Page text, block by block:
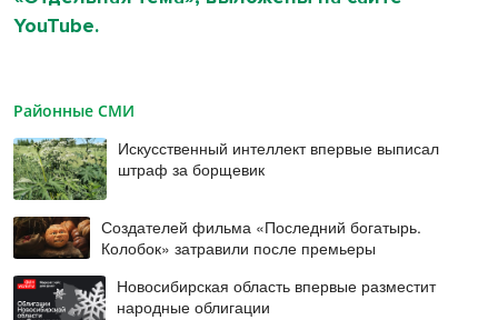
YouTube.
Районные СМИ
Искусственный интеллект впервые выписал
штраф за борщевик
Создателей фильма «Последний богатырь.
Колобок» затравили после премьеры
Новосибирская область впервые разместит
народные облигации